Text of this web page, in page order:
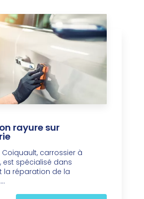
rayure sur
carrossier à
est spécialisé dans
la réparation de la